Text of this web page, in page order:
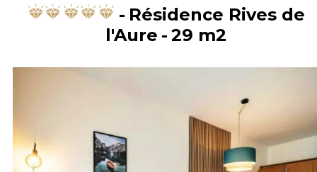
Résidence Rives de
l'Aure
29 m2